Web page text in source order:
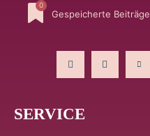
0
Gespeicherte Beiträge
SERVICE